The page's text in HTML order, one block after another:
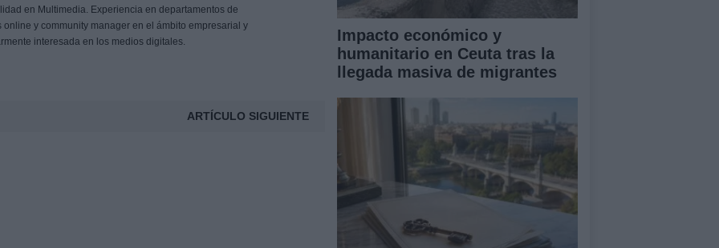
en Multimedia. Experiencia en departamentos de
online y community manager en el ámbito empresarial y
interesada en los medios digitales.
ARTÍCULO SIGUIENTE
Impacto económico y
humanitario en Ceuta tras la
llegada masiva de migrantes